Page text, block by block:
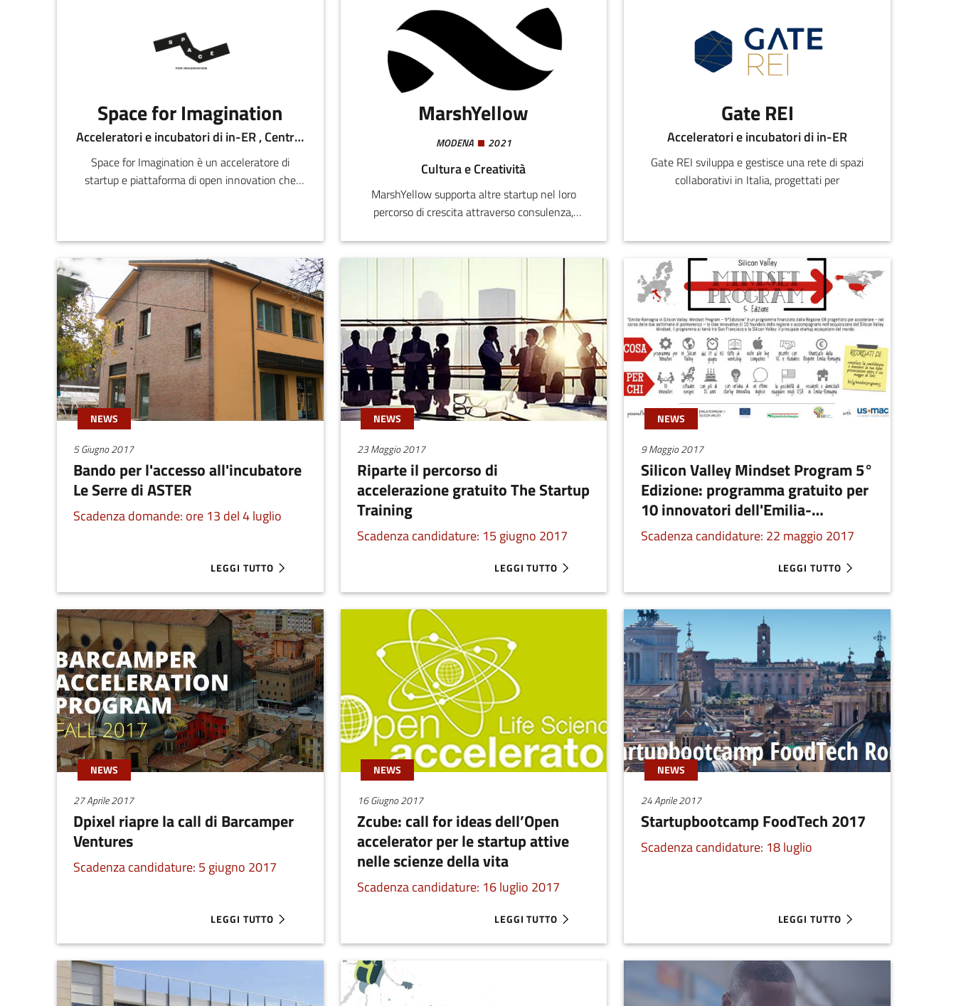
Space for Imagination
Acceleratori e incubatori di in-ER , Centri per l'innovazione
Space for Imagination è un acceleratore di
startup e piattaforma di open innovation che
MarshYellow
MODENA 2021
Cultura e Creatività
MarshYellow supporta altre startup nel loro
percorso di crescita attraverso consulenza,
due programmi principali: CProgram, un
networking settimanale; MProgram, un
percorso di pre-accelerazione di 20 settimane
che aiuta le startup a definire strategie, entrare
sul mercato e presentarsi agli investitori. Attiva
su Milano, Bologna, Torino e Roma.
Gate REI
Acceleratori e incubatori di in-ER
Gate REI sviluppa e gestisce una rete di spazi
collaborativi in Italia, progettati per
NEWS
5 Giugno 2017
Bando per l'accesso all'incubatore
Le Serre di ASTER
Scadenza domande: ore 13 del 4 luglio
LEGGI TUTTO
ABOUT BANDO PER L'ACCESSO ALL'INCUBATORE LE SERRE DI ASTER
NEWS
23 Maggio 2017
Riparte il percorso di
accelerazione gratuito The Startup
Training
Scadenza candidature: 15 giugno 2017
LEGGI TUTTO
ABOUT RIPARTE IL PERCORSO DI ACCELERAZIONE GRATUITO THE STARTUP TRAINING
NEWS
9 Maggio 2017
Silicon Valley Mindset Program 5°
Edizione: programma gratuito per
10 innovatori dell'Emilia-
Romagna!
Scadenza candidature: 22 maggio 2017
LEGGI TUTTO
ABOUT SILICON VALLEY MINDSET
NEWS
27 Aprile 2017
Dpixel riapre la call di Barcamper
Ventures
Scadenza candidature: 5 giugno 2017
LEGGI TUTTO
ABOUT DPIXEL RIAPRE LA CALL DI BARCAMPER VENTURES
NEWS
16 Giugno 2017
Zcube: call for ideas dell’Open
accelerator per le startup attive
nelle scienze della vita
Scadenza candidature: 16 luglio 2017
LEGGI TUTTO
ABOUT ZCUBE: CALL FOR IDEAS DELL’OPEN ACCELERATOR PER LE STARTUP ATTIVE NELLE
NEWS
24 Aprile 2017
Startupbootcamp FoodTech 2017
Scadenza candidature: 18 luglio
LEGGI TUTTO
ABOUT STARTUPBOOTCAMP